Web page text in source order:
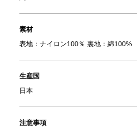
素材
表地：ナイロン100％ 裏地：綿100%
生産国
日本
注意事項